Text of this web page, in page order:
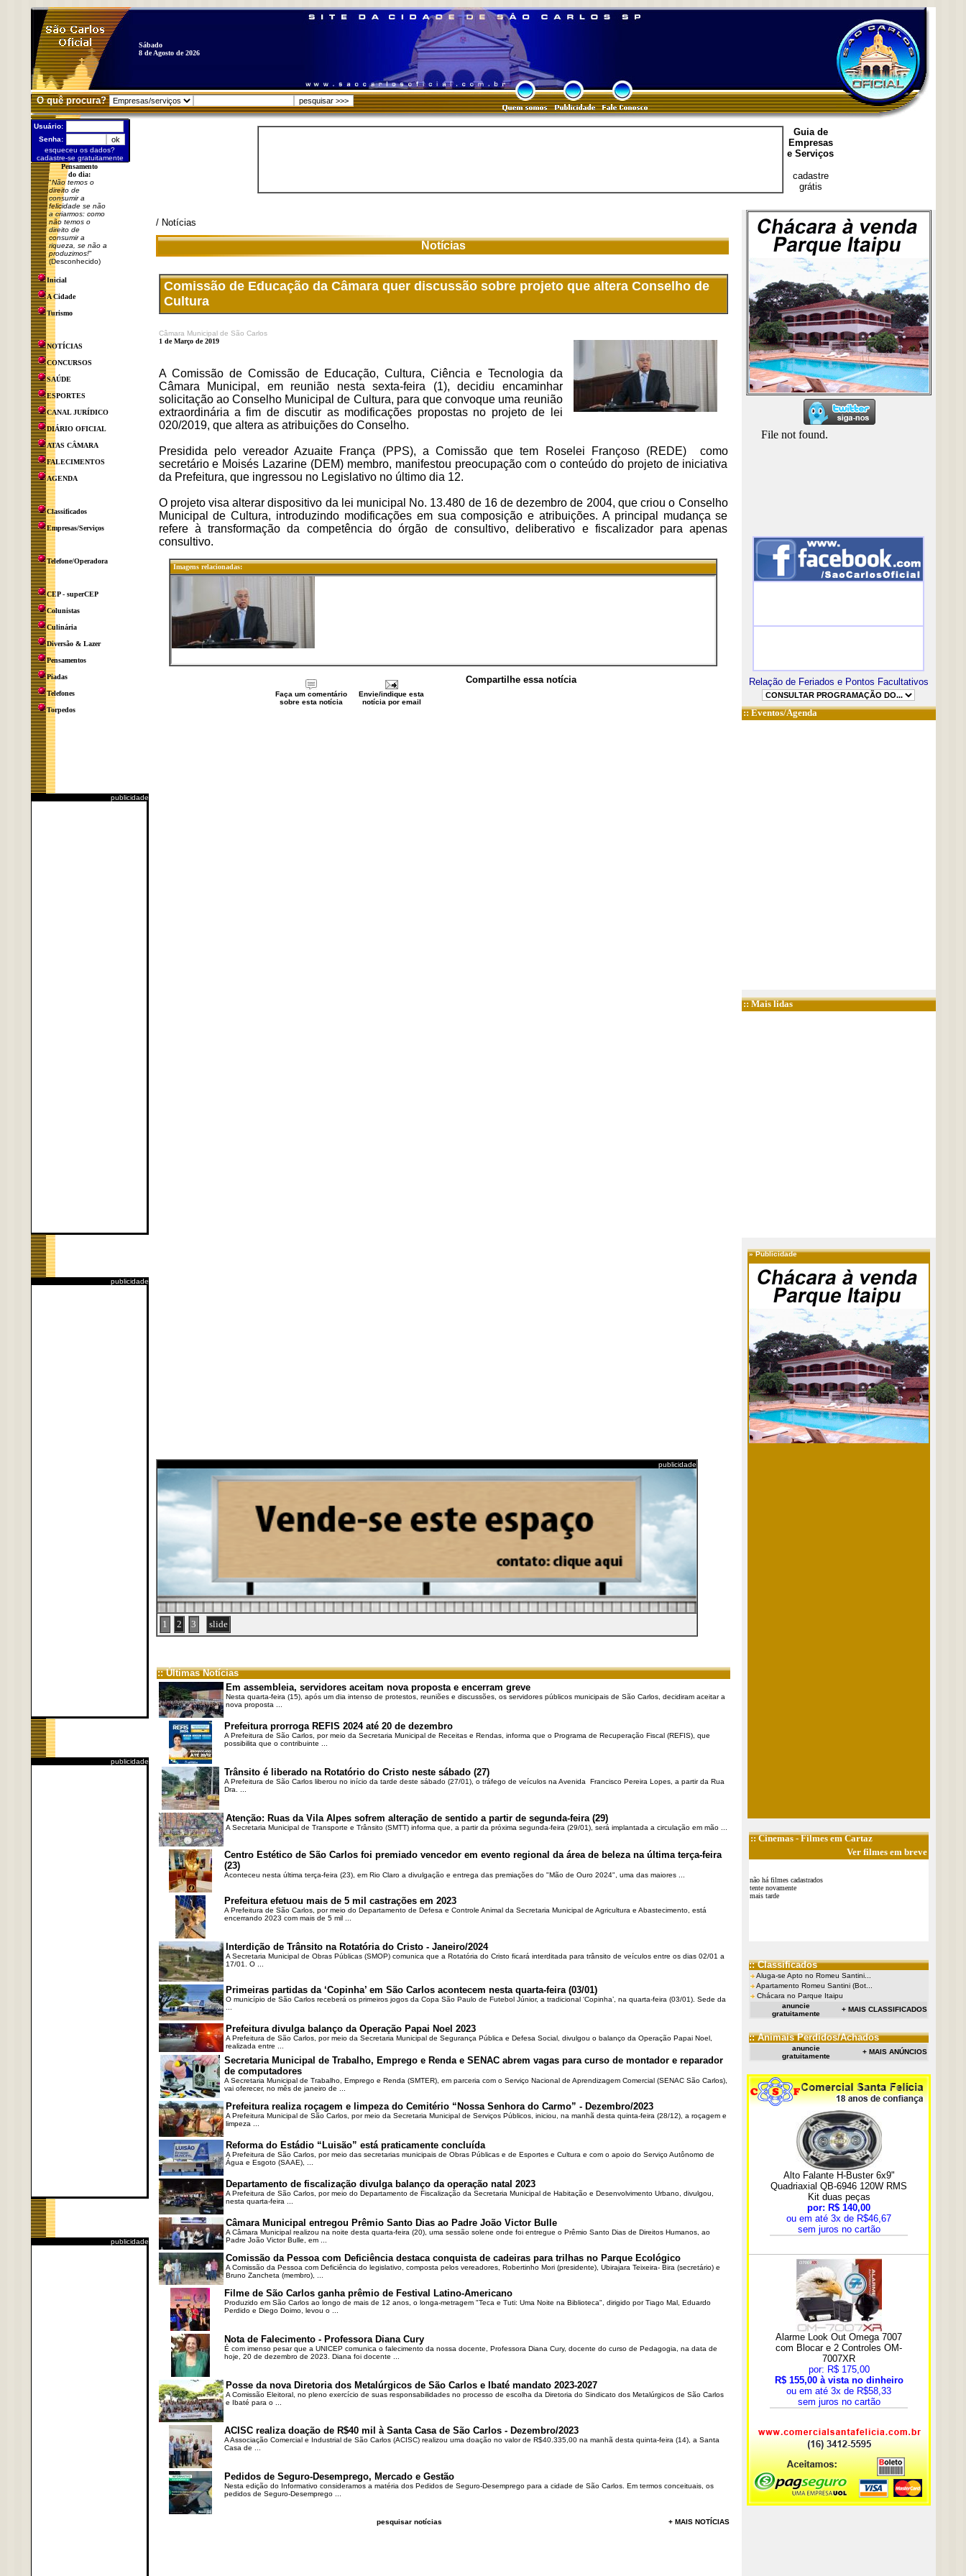
Sábado
8 de Agosto de 2026
O quê procura?
Usuário:
Senha:
esqueceu os dados?
cadastre-se gratuitamente
Pensamento
do dia:
"Não temos o
direito de
consumir a
felicidade se não
a criarmos: como
não temos o
direito de
consumir a
riqueza, se não a
produzimos!"
(Desconhecido)
Inicial
A Cidade
Turismo
NOTÍCIAS
CONCURSOS
SAÚDE
ESPORTES
CANAL JURÍDICO
DIÁRIO OFICIAL
ATAS CÂMARA
FALECIMENTOS
AGENDA
Classificados
Empresas/Serviços
Telefone/Operadora
CEP - superCEP
Colunistas
Culinária
Diversão & Lazer
Pensamentos
Piadas
Telefones
Torpedos
publicidade
publicidade
publicidade
publicidade
Guia de
Empresas
e Serviços
cadastre
grátis
/ Notícias
Notícias
Comissão de Educação da Câmara quer discussão sobre projeto que altera Conselho de
Cultura
Câmara Municipal de São Carlos
1 de Março de 2019
A Comissão de Comissão de Educação, Cultura, Ciência e Tecnologia da
Câmara Municipal, em reunião nesta sexta-feira (1), decidiu encaminhar
solicitação ao Conselho Municipal de Cultura, para que convoque uma reunião
extraordinária a fim de discutir as modificações propostas no projeto de lei
020/2019, que altera as atribuições do Conselho.
Presidida pelo vereador Azuaite França (PPS), a Comissão que tem Roselei Françoso (REDE) como
secretário e Moisés Lazarine (DEM) membro, manifestou preocupação com o conteúdo do projeto de iniciativa
da Prefeitura, que ingressou no Legislativo no último dia 12.
O projeto visa alterar dispositivo da lei municipal No. 13.480 de 16 de dezembro de 2004, que criou o Conselho
Municipal de Cultura, introduzindo modificações em sua composição e atribuições. A principal mudança se
refere à transformação da competência do órgão de consultivo, deliberativo e fiscalizador para apenas
consultivo.
Imagens relacionadas:
Compartilhe essa notícia
Faça um comentário
sobre esta notícia
Envie/indique esta
notícia por email
publicidade
1 2 3 slide
:: Últimas Notícias
Em assembleia, servidores aceitam nova proposta e encerram greve
Nesta quarta-feira (15), após um dia intenso de protestos, reuniões e discussões, os servidores públicos municipais de São Carlos, decidiram aceitar a
nova proposta ...
Prefeitura prorroga REFIS 2024 até 20 de dezembro
A Prefeitura de São Carlos, por meio da Secretaria Municipal de Receitas e Rendas, informa que o Programa de Recuperação Fiscal (REFIS), que
possibilita que o contribuinte ...
Trânsito é liberado na Rotatório do Cristo neste sábado (27)
A Prefeitura de São Carlos liberou no início da tarde deste sábado (27/01), o tráfego de veículos na Avenida Francisco Pereira Lopes, a partir da Rua
Dra. ...
Atenção: Ruas da Vila Alpes sofrem alteração de sentido a partir de segunda-feira (29)
A Secretaria Municipal de Transporte e Trânsito (SMTT) informa que, a partir da próxima segunda-feira (29/01), será implantada a circulação em mão ...
Centro Estético de São Carlos foi premiado vencedor em evento regional da área de beleza na última terça-feira
(23)
Aconteceu nesta última terça-feira (23), em Rio Claro a divulgação e entrega das premiações do "Mão de Ouro 2024", uma das maiores ...
Prefeitura efetuou mais de 5 mil castrações em 2023
A Prefeitura de São Carlos, por meio do Departamento de Defesa e Controle Animal da Secretaria Municipal de Agricultura e Abastecimento, está
encerrando 2023 com mais de 5 mil ...
Interdição de Trânsito na Rotatória do Cristo - Janeiro/2024
A Secretaria Municipal de Obras Públicas (SMOP) comunica que a Rotatória do Cristo ficará interditada para trânsito de veículos entre os dias 02/01 a
17/01. O ...
Primeiras partidas da ‘Copinha’ em São Carlos acontecem nesta quarta-feira (03/01)
O município de São Carlos receberá os primeiros jogos da Copa São Paulo de Futebol Júnior, a tradicional ‘Copinha’, na quarta-feira (03/01). Sede da
Prefeitura divulga balanço da Operação Papai Noel 2023
A Prefeitura de São Carlos, por meio da Secretaria Municipal de Segurança Pública e Defesa Social, divulgou o balanço da Operação Papai Noel,
realizada entre ...
Secretaria Municipal de Trabalho, Emprego e Renda e SENAC abrem vagas para curso de montador e reparador
de computadores
A Secretaria Municipal de Trabalho, Emprego e Renda (SMTER), em parceria com o Serviço Nacional de Aprendizagem Comercial (SENAC São Carlos),
vai oferecer, no mês de janeiro de ...
Prefeitura realiza roçagem e limpeza do Cemitério “Nossa Senhora do Carmo” - Dezembro/2023
A Prefeitura Municipal de São Carlos, por meio da Secretaria Municipal de Serviços Públicos, iniciou, na manhã desta quinta-feira (28/12), a roçagem e
limpeza ...
Reforma do Estádio “Luisão” está praticamente concluída
A Prefeitura de São Carlos, por meio das secretarias municipais de Obras Públicas e de Esportes e Cultura e com o apoio do Serviço Autônomo de
Água e Esgoto (SAAE), ...
Departamento de fiscalização divulga balanço da operação natal 2023
A Prefeitura de São Carlos, por meio do Departamento de Fiscalização da Secretaria Municipal de Habitação e Desenvolvimento Urbano, divulgou,
nesta quarta-feira ...
Câmara Municipal entregou Prêmio Santo Dias ao Padre João Victor Bulle
A Câmara Municipal realizou na noite desta quarta-feira (20), uma sessão solene onde foi entregue o Prêmio Santo Dias de Direitos Humanos, ao
Padre João Victor Bulle, em ...
Comissão da Pessoa com Deficiência destaca conquista de cadeiras para trilhas no Parque Ecológico
A Comissão da Pessoa com Deficiência do legislativo, composta pelos vereadores, Robertinho Mori (presidente), Ubirajara Teixeira- Bira (secretário) e
Bruno Zancheta (membro), ...
Filme de São Carlos ganha prêmio de Festival Latino-Americano
Produzido em São Carlos ao longo de mais de 12 anos, o longa-metragem "Teca e Tuti: Uma Noite na Biblioteca", dirigido por Tiago Mal, Eduardo
Perdido e Diego Doimo, levou o ...
Nota de Falecimento - Professora Diana Cury
É com imenso pesar que a UNICEP comunica o falecimento da nossa docente, Professora Diana Cury, docente do curso de Pedagogia, na data de
hoje, 20 de dezembro de 2023. Diana foi docente ...
Posse da nova Diretoria dos Metalúrgicos de São Carlos e Ibaté mandato 2023-2027
A Comissão Eleitoral, no pleno exercício de suas responsabilidades no processo de escolha da Diretoria do Sindicato dos Metalúrgicos de São Carlos
e Ibaté para o ...
ACISC realiza doação de R$40 mil à Santa Casa de São Carlos - Dezembro/2023
A Associação Comercial e Industrial de São Carlos (ACISC) realizou uma doação no valor de R$40.335,00 na manhã desta quinta-feira (14), a Santa
Casa de ...
Pedidos de Seguro-Desemprego, Mercado e Gestão
Nesta edição do Informativo consideramos a matéria dos Pedidos de Seguro-Desemprego para a cidade de São Carlos. Em termos conceituais, os
pedidos de Seguro-Desemprego ...
pesquisar notícias + MAIS NOTÍCIAS
Relação de Feriados e Pontos Facultativos
::Eventos/Agenda
:: Mais lidas
»Publicidade
::Cinemas- Filmes em Cartaz
Ver filmes em breve
não há filmes cadastrados
tente novamente
mais tarde
:: Classificados
Aluga-se Apto no Romeu Santini...
Apartamento Romeu Santini (Bot...
Chácara no Parque Itaipu
anuncie
gratuitamente
+ MAIS CLASSIFICADOS
:: Animais Perdidos/Achados
anuncie
gratuitamente
+ MAIS ANÚNCIOS